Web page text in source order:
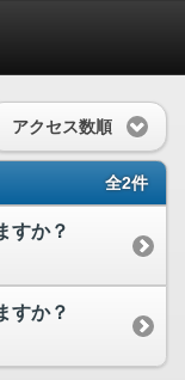
アクセス数順
全2件
すか？
すか？